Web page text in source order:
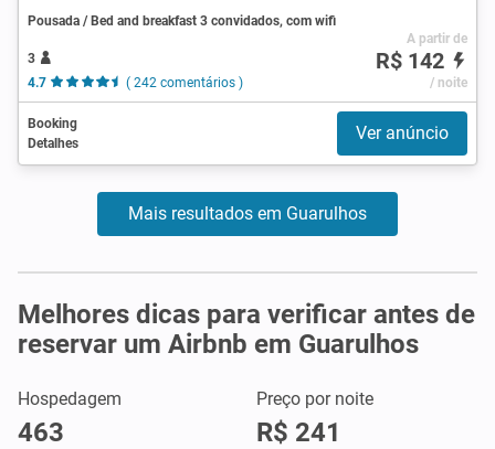
Pousada / Bed and breakfast 3 convidados, com wifi
3
4.7
( 242 comentários )
A partir de
R$ 142
/ noite
Booking
Detalhes
Ver anúncio
Mais resultados em Guarulhos
Melhores dicas para verificar antes de
reservar um Airbnb em Guarulhos
Hospedagem
463
Preço por noite
R$ 241